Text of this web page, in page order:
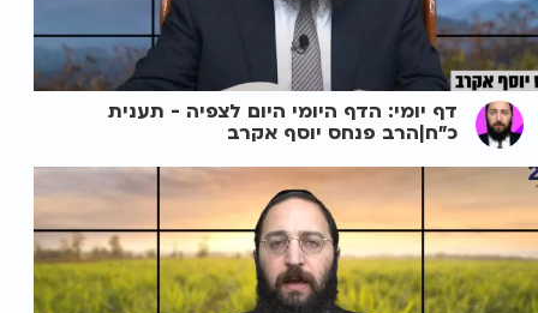
דף יומי: הדף היומי היום לצפיה - תענית
כ"ח|הרב פנחס יוסף אקרב